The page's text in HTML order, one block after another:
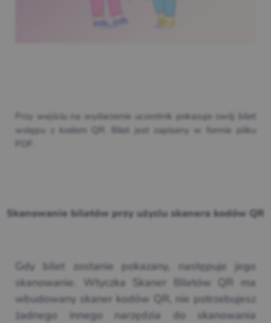
Przy wejściu na wydarzenie uczestnik pokazuje swój bilet
wstępu z kodem QR. Bilet jest zapisany w formie pliku
PDF.
Skanowanie biletów przy użyciu skanera kodów QR
Gdy bilet zostanie pokazany, następuje jego
skanowanie. Wtyczka Skaner Biletów QR ma
wbudowany skaner kodów QR, nie potrzebujesz
żadnego innego narzędzia do skanowania